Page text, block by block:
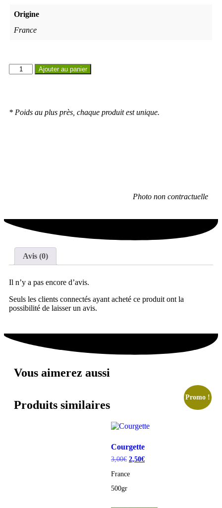
Origine
France
Ajouter au panier
* Poids au plus près, chaque produit est unique.
Photo non contractuelle
Avis (0)
Il n’y a pas encore d’avis.
Seuls les clients connectés ayant acheté ce produit ont la
possibilité de laisser un avis.
Vous aimerez aussi
Produits similaires
Promo !
Courgette
3,00€ 2,50€
France
500gr